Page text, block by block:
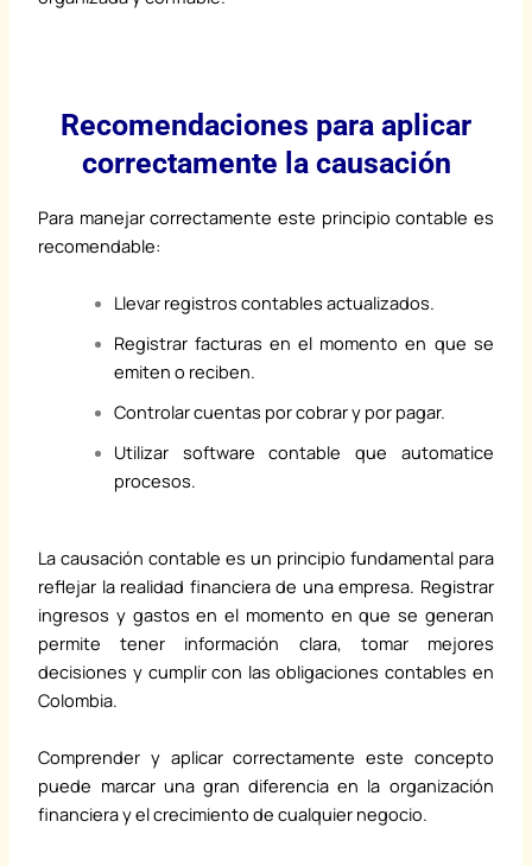
Recomendaciones para aplicar
correctamente la causación
Para manejar correctamente este principio contable es
recomendable:
Llevar registros contables actualizados.
Registrar facturas en el momento en que se
emiten o reciben.
Controlar cuentas por cobrar y por pagar.
Utilizar software contable que automatice
procesos.
La causación contable es un principio fundamental para
reflejar la realidad financiera de una empresa. Registrar
ingresos y gastos en el momento en que se generan
permite tener información clara, tomar mejores
decisiones y cumplir con las obligaciones contables en
Colombia.
Comprender y aplicar correctamente este concepto
puede marcar una gran diferencia en la organización
financiera y el crecimiento de cualquier negocio.